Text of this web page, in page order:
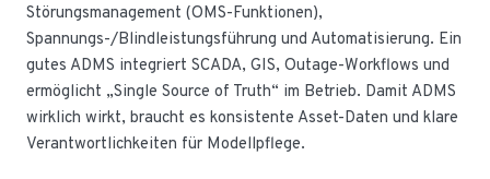
Störungsmanagement (OMS-Funktionen),
Spannungs-/Blindleistungsführung und Automatisierung. Ein
gutes ADMS integriert SCADA, GIS, Outage-Workflows und
ermöglicht „Single Source of Truth“ im Betrieb. Damit ADMS
wirklich wirkt, braucht es konsistente Asset-Daten und klare
Verantwortlichkeiten für Modellpflege.